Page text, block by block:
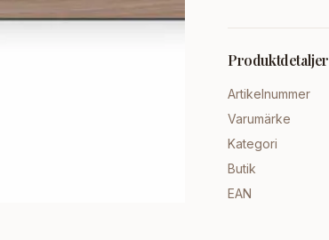
Produktdetaljer
Artikelnummer
Varumärke
Kategori
Butik
EAN